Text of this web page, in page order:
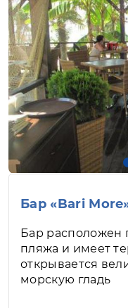
Бар «Bari
Бар расположен
пляжа и имеет
открывается
морскую гладь